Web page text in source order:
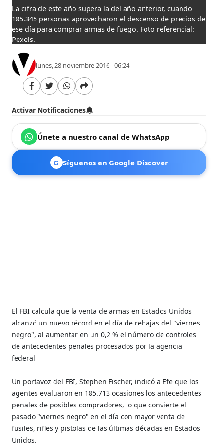
La cifra de este año supera la del año anterior, cuando
185.345 personas aprovecharon el descenso de precios de
ese día para comprar armas de fuego. Foto referencial:
Pexels.
lunes, 28 noviembre 2016 - 06:24
Activar Notificaciones
Únete a nuestro canal de WhatsApp
G Síguenos en Google Discover
El FBI calcula que la venta de armas en Estados Unidos
alcanzó un nuevo récord en el día de rebajas del "viernes
negro", al aumentar en un 0,2 % el número de controles
de antecedentes penales procesados por la agencia
federal.
Un portavoz del FBI, Stephen Fischer, indicó a Efe que los
agentes evaluaron en 185.713 ocasiones los antecedentes
penales de posibles compradores, lo que convierte el
pasado "viernes negro" en el día con mayor venta de
fusiles, rifles y pistolas de las últimas décadas en Estados
Unidos.